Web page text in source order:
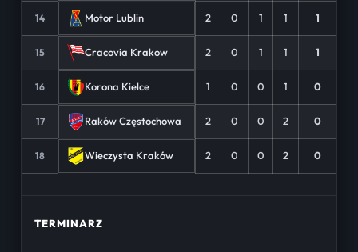
14 Motor Lublin 2 0 1 1 1
15 Cracovia Krakow 2 0 1 1 1
16 Korona Kielce 1 0 0 1 0
17 Raków Częstochowa 2 0 0 2 0
18 Wieczysta Kraków 2 0 0 2 0
TERMINARZ